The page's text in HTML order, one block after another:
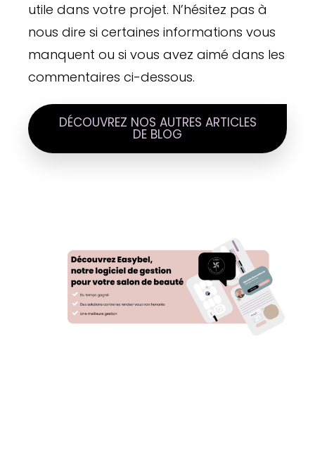
utile dans votre projet. N’hésitez pas à
nous dire si certaines informations vous
manquent ou si vous avez aimé dans les
commentaires ci-dessous.
DÉCOUVREZ NOS AUTRES ARTICLES
DE BLOG